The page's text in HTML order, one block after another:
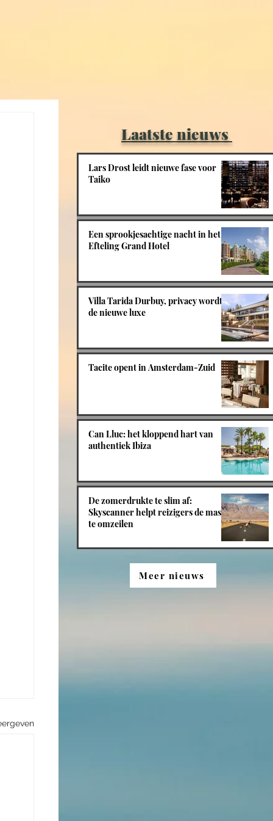
Laatste nieuws
Lars Drost leidt nieuwe fase voor
Taiko
Een sprookjesachtige nacht in het
Efteling Grand Hotel
Villa Tarida Durbuy, privacy wordt
de nieuwe luxe
Tacite opent in Amsterdam-Zuid
Can Lluc: het kloppend hart van
authentiek Ibiza
De zomerdrukte te slim af:
Skyscanner helpt reizigers de massa
te omzeilen
Meer nieuws